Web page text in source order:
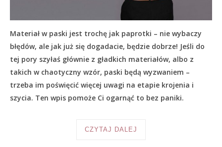
Materiał w paski jest trochę jak paprotki – nie wybaczy
błędów, ale jak już się dogadacie, będzie dobrze! Jeśli do
tej pory szyłaś głównie z gładkich materiałów, albo z
takich w chaotyczny wzór, paski będą wyzwaniem –
trzeba im poświęcić więcej uwagi na etapie krojenia i
szycia. Ten wpis pomoże Ci ogarnąć to bez paniki.
CZYTAJ DALEJ